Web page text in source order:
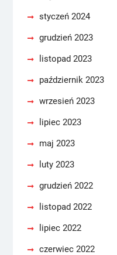
styczeń 2024
grudzień 2023
listopad 2023
październik 2023
wrzesień 2023
lipiec 2023
maj 2023
luty 2023
grudzień 2022
listopad 2022
lipiec 2022
czerwiec 2022